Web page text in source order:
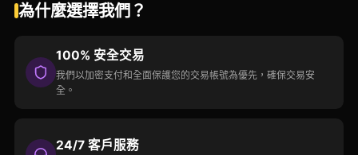
為什麼選擇我們？
100% 安全交易
我們以加密支付和全面保護您的交易帳號為優先，確保交易安
全。
24/7 客戶服務